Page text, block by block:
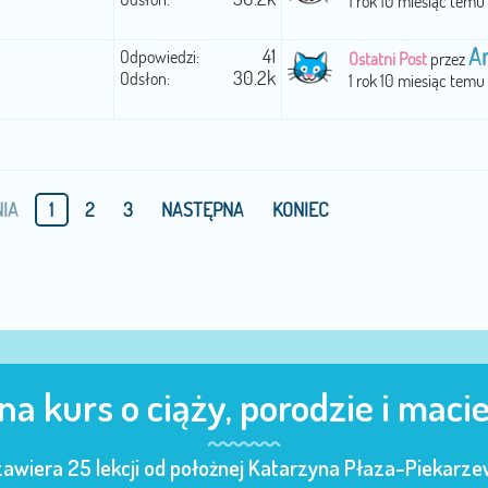
Odpowiedzi: 41
Odsłon: 30.2k
Ostatni Post przez
1 rok 10 miesiąc temu
1 2 3 NASTĘPNA KONIEC
kurs o ciąży, porodzie i
25 lekcji od położnej Katarzyna Płaza-